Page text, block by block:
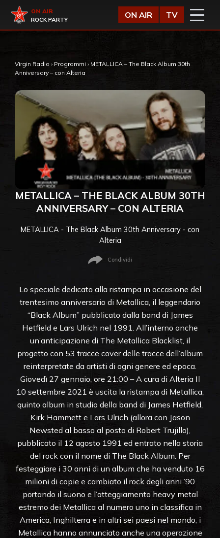
Virgin Radio
ON AIR
ROCK PARTY
ON AIR TV
Virgin Radio › Programmi › METALLICA – The Black Album 30th
Anniversary – con Alteria
METALLICA – THE BLACK ALBUM 30TH
ANNIVERSARY – CON ALTERIA
METALLICA - The Black Album 30th Anniversary - con
Alteria
Condividi
Lo speciale dedicato alla ristampa in occasione del
trentesimo anniversario di Metallica, il leggendario
“Black Album” pubblicato dalla band di James
Hetfield e Lars Ulrich nel 1991. All’interno anche
un’anticipazione di The Metallica Blacklist, il
progetto con 53 tracce cover delle tracce dell’album
reinterpretate da artisti di ogni genere ed epoca.
Giovedì 27 gennaio, ore 21:00 – A cura di Alteria Il
10 settembre 2021 è uscita la ristampa di Metallica,
quinto album in studio della band di James Hetfield,
Kirk Hammett e Lars Ulrich (allora con Jason
Newsted al basso al posto di Robert Trujillo),
pubblicato il 12 agosto 1991 ed entrato nella storia
del rock con il nome di The Black Album. Per
festeggiare i 30 anni di un album che ha venduto 16
milioni di copie e cambiato il rock degli anni ’90
portando il suono e l’atteggiamento heavy metal
estremo dei Metallica al numero uno in classifica in
America, Inghilterra e in altri sei paesi nel mondo, i
Metallica hanno annunciato anche una operazione